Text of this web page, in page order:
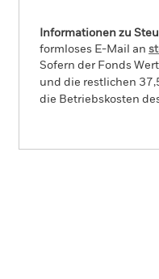
Informationen zu
formloses E-Mail an
Sofern der Fonds
und die restlichen
die Betriebskosten